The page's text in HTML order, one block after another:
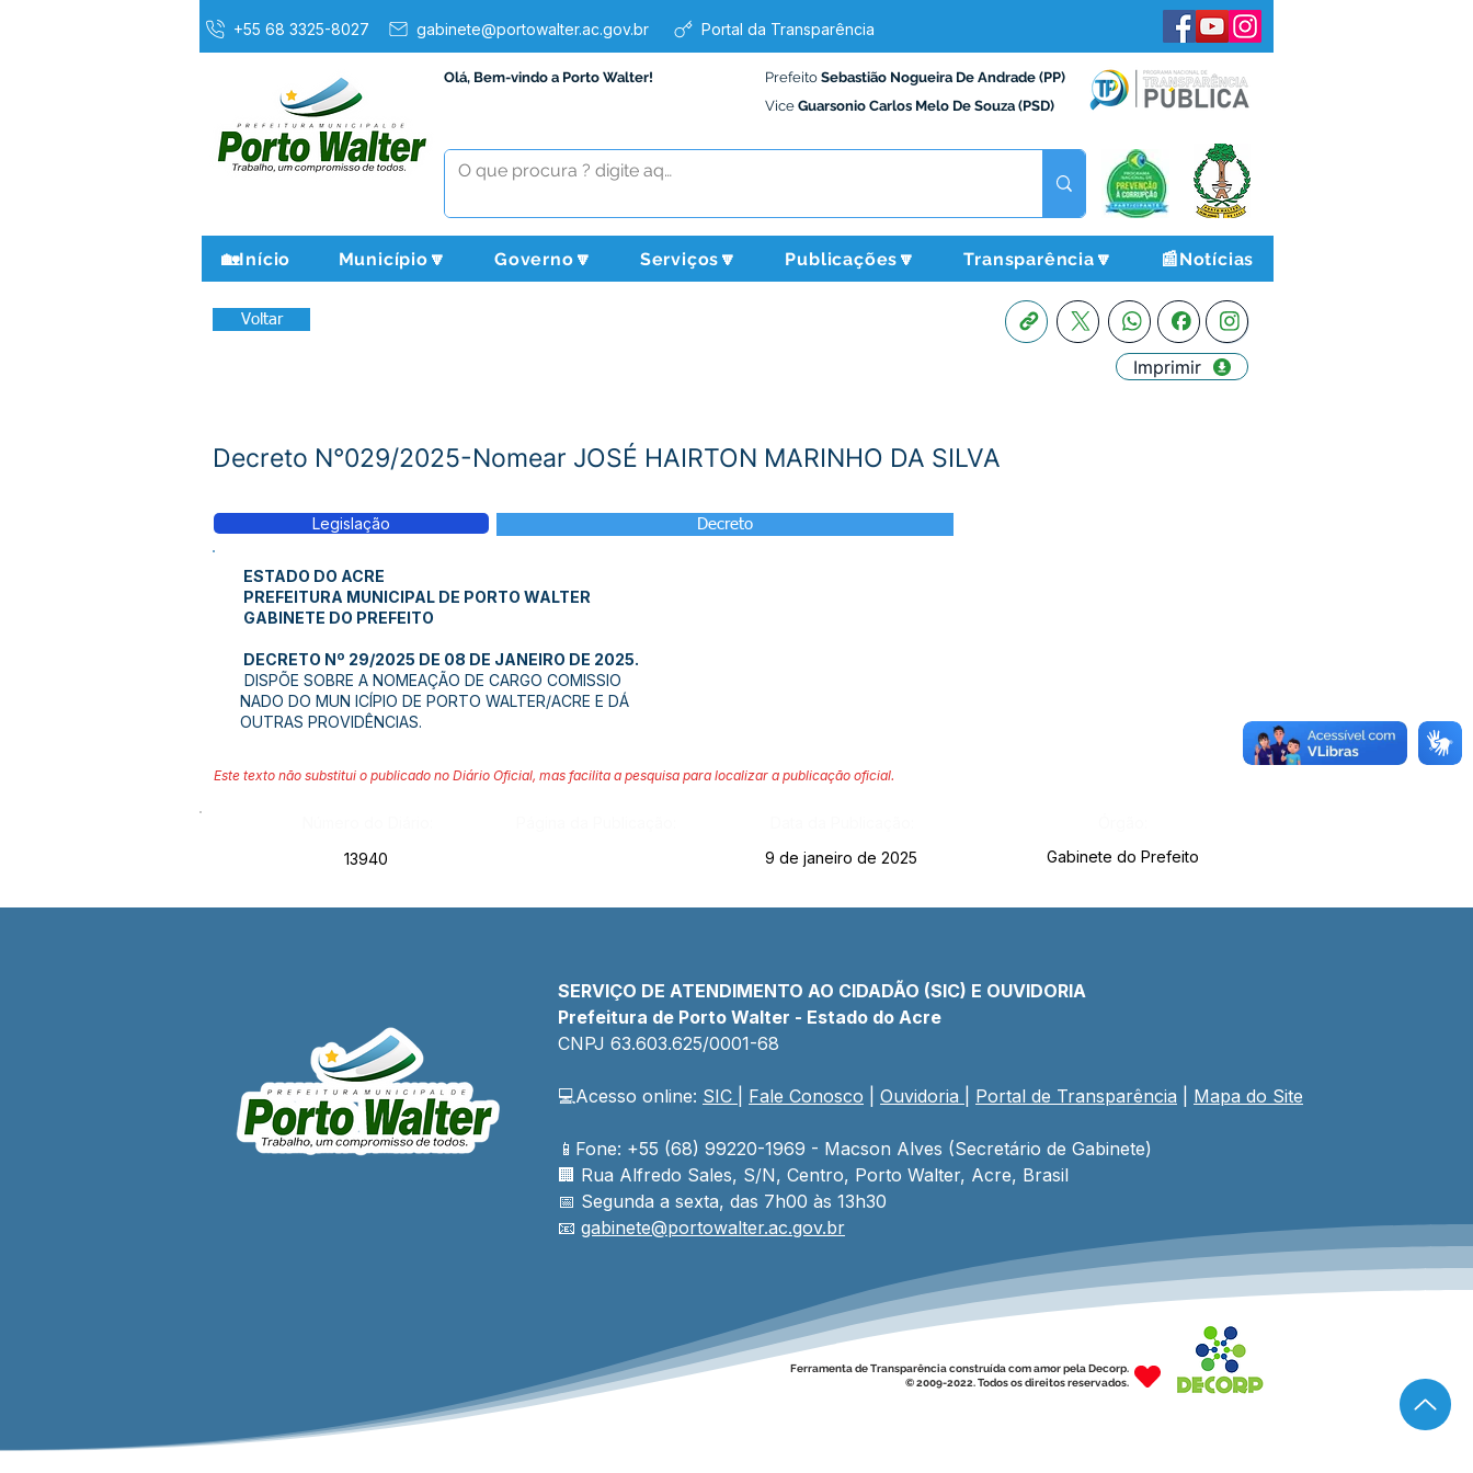
+55 68 3325-8027 gabinete@portowalter.ac.gov.br Portal da Transparência
Olá, Bem-vindo a Porto Walter! Prefeito Sebastião Nogueira De Andrade (PP)
Vice Guarsonio Carlos Melo De Souza (PSD)
🏡Início Município🔽 Governo🔽 Serviços🔽 Publicações🔽 Transparência🔽 📰Notícias
Voltar
Imprimir
Decreto N°029/2025-Nomear JOSÉ HAIRTON MARINHO DA SILVA
Legislação Decreto
ESTADO DO ACRE
PREFEITURA MUNICIPAL DE PORTO WALTER
GABINETE DO PREFEITO
DECRETO Nº 29/2025 DE 08 DE JANEIRO DE 2025.
DISPÕE SOBRE A NOMEAÇÃO DE CARGO COMISSIO
NADO DO MUN ICÍPIO DE PORTO WALTER/ACRE E DÁ
OUTRAS PROVIDÊNCIAS.
Este texto não substitui o publicado no Diário Oficial, mas facilita a pesquisa para localizar a publicação oficial.
13940
9 de janeiro de 2025 Gabinete do Prefeito
SERVIÇO DE ATENDIMENTO AO CIDADÃO (SIC) E OUVIDORIA
Prefeitura de Porto Walter - Estado do Acre
CNPJ 63.603.625/0001-68
💻Acesso online: SIC Fale Conosco Ouvidoria Portal de Transparência Mapa do Site
📱Fone: +55 (68) 99220-1969 - Macson Alves (Secretário de Gabinete)
🏢 Rua Alfredo Sales, S/N, Centro, Porto Walter, Acre, Brasil
📅 Segunda a sexta, das 7h00 às 13h30
📧 gabinete@portowalter.ac.gov.br
Ferramenta de Transparência construída com amor pela Decorp.
© 2009-2022. Todos os direitos reservados.